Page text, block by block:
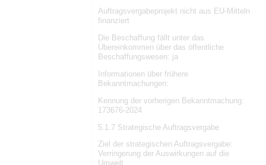
Auftragsvergabeprojekt nicht aus EU-Mitteln
finanziert
Die Beschaffung fällt unter das
Übereinkommen über das öffentliche
Beschaffungswesen: ja
Informationen über frühere
Bekanntmachungen:
Kennung der vorherigen Bekanntmachung:
173676-2024
5.1.7 Strategische Auftragsvergabe
Ziel der strategischen Auftragsvergabe:
Verringerung der Auswirkungen auf die
Umwelt